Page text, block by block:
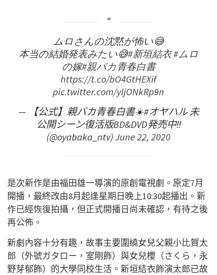
ムロさんの沈黙が怖い😅
本当の結婚発表みたい😅#新垣結衣#ムロ
の嫁#親バカ青春白書
https://t.co/bO4GtHEXif
pic.twitter.com/yljONkRp9n
— 【公式】親バカ青春白書☀️#オヤハル 未
公開シーン復活版BD&DVD発売中‼️
(@oyabaka_ntv)June 22, 2020
是次新作是由福田雄一導演的原創電視劇。原定7月
開播，最終改由8月起逢星期日晚上10:30起播出。新
作已經恢復拍攝，但正式開播日尚未確認，有待之後
再公佈。
新劇內容十分有趣，故事主要圍繞女兒父親小比賀太
郎（外號ガタロー，室剛飾）與女兒櫻（さくら，永
野芽郁飾）的大學同校生活。新垣結衣飾演太郎已故